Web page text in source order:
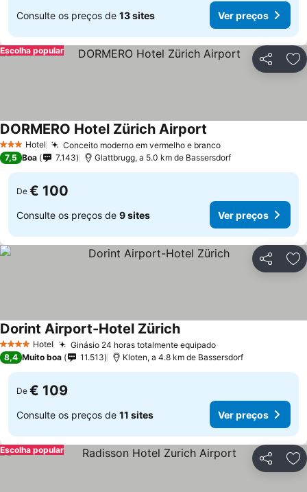
Consulte os preços de 13 sites Ver preços
Partilhar
Escolha popular
3 EstrelasHotel Conceito moderno em vermelho e branco
DORMERO Hotel Zürich Airport
7,5 Boa 7.143 Glattbrugg, a 5.0 km de Bassersdorf
De € 100
Consulte os preços de 9 sites Ver preços
Partilhar
4 EstrelasHotel Ginásio 24 horas totalmente equipado
Dorint Airport-Hotel Zürich
8,4 Muito boa 11.513 Kloten, a 4.8 km de Bassersdorf
De € 109
Consulte os preços de 11 sites Ver preços
Partilhar
Escolha popular